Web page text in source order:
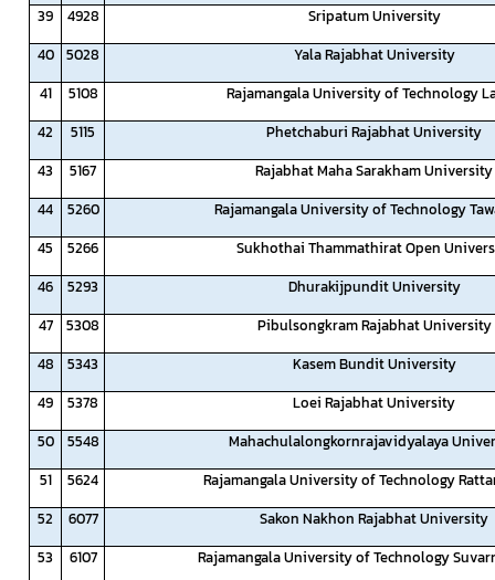
39
4928
Sripatum University
40
5028
Yala Rajabhat University
41
5108
Rajamangala University of Technology
42
5115
Phetchaburi Rajabhat University
43
5167
Rajabhat Maha Sarakham University
44
5260
Rajamangala University of Technology
45
5266
Sukhothai Thammathirat Open
46
5293
Dhurakijpundit University
47
5308
Pibulsongkram Rajabhat University
48
5343
Kasem Bundit University
49
5378
Loei Rajabhat University
50
5548
Mahachulalongkornrajavidyalaya
51
5624
Rajamangala University of Technology
52
6077
Sakon Nakhon Rajabhat University
53
6107
Rajamangala University of Technology